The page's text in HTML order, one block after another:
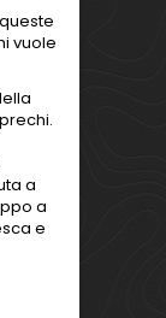
vuole
a
a
e